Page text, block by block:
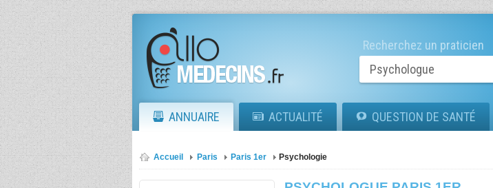
Recherchez un praticien
ANNUAIRE ACTUALITÉ QUESTION DE SANTÉ
Accueil Paris Paris 1er Psychologie